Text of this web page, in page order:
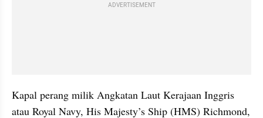
ADVERTISEMENT
Kapal perang milik Angkatan Laut Kerajaan Inggris
atau Royal Navy, His Majesty’s Ship (HMS) Richmond,